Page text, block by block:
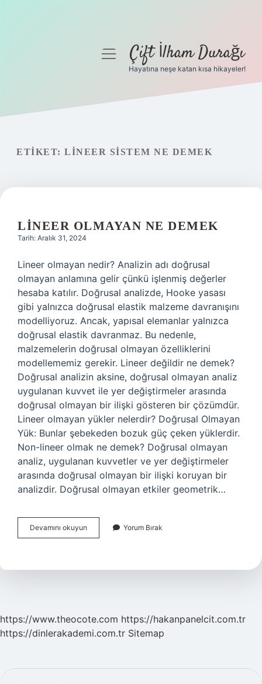
Gizlilik Politikası
menüyüÇift İlham Durağı
Hayatına neşe katan kısa hikayeler!
ETIKET: LINEER SISTEM NE DEMEK
LINEER OLMAYAN NE DEMEK
Tarih: Aralık 31, 2024
Lineer olmayan nedir? Analizin adı doğrusal
olmayan anlamına gelir çünkü işlenmiş değerler
hesaba katılır. Doğrusal analizde, Hooke yasası
gibi yalnızca doğrusal elastik malzeme davranışını
modelliyoruz. Ancak, yapısal elemanlar yalnızca
doğrusal elastik davranmaz. Bu nedenle,
malzemelerin doğrusal olmayan özelliklerini
modellememiz gerekir. Lineer değildir ne demek?
Doğrusal analizin aksine, doğrusal olmayan analiz
uygulanan kuvvet ile yer değiştirmeler arasında
doğrusal olmayan bir ilişki gösteren bir çözümdür.
Lineer olmayan yükler nelerdir? Doğrusal Olmayan
Yük: Bunlar şebekeden bozuk güç çeken yüklerdir.
Non-lineer olmak ne demek? Doğrusal olmayan
analiz, uygulanan kuvvetler ve yer değiştirmeler
arasında doğrusal olmayan bir ilişki koruyan bir
analizdir. Doğrusal olmayan etkiler geometrik…
Devamını okuyun
Olmayan
Yorum Bırak
https://www.theocote.com https://hakanpanelcit.com.tr
https://dinlerakademi.com.tr Sitemap